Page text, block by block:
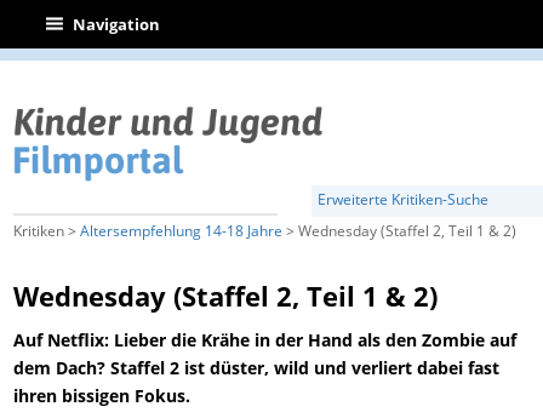
| Navigation
Erweiterte Kritiken-Suche
Kritiken >Altersempfehlung 14-18 Jahre > Wednesday (Staffel 2, Teil 1 & 2)
Wednesday (Staffel 2, Teil 1 & 2)
Auf Netflix: Lieber die Krähe in der Hand als den Zombie auf
dem Dach? Staffel 2 ist düster, wild und verliert dabei fast
ihren bissigen Fokus.